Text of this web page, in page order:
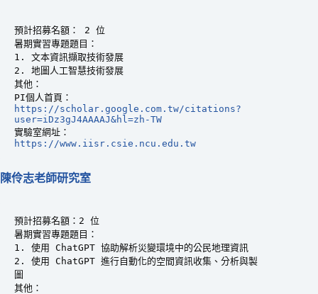
預計招募名額： 2 位
暑期實習專題題目：
1. 文本資訊擷取技術發展
2. 地圖人工智慧技術發展
其他：
https://scholar.google.com.tw/citations?
user=iDz3gJ4AAAAJ&hl=zh-TW
https://www.iisr.csie.ncu.edu.tw
陳伶志老師研究室
預計招募名額：2 位
暑期實習專題題目：
1. 使用 ChatGPT 協助解析災變環境中的公民地理資訊
2. 使用 ChatGPT 進行自動化的空間資訊收集、分析與製
圖
其他：